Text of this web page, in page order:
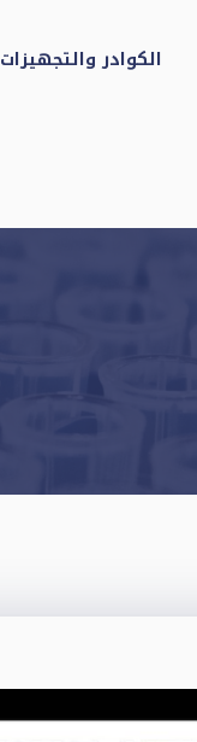
الكوادر والتجهيزات